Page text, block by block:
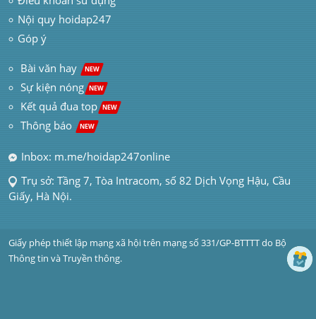
Nội quy hoidap247
Góp ý
Bài văn hay NEW
Sự kiện nóng NEW
Kết quả đua top NEW
Thông báo NEW
Inbox: m.me/hoidap247online
Trụ sở: Tầng 7, Tòa Intracom, số 82 Dịch Vọng Hậu, Cầu
Giấy, Hà Nội.
Giấy phép thiết lập mạng xã hội trên mạng số 331/GP-BTTTT do Bộ
Thông tin và Truyền thông.